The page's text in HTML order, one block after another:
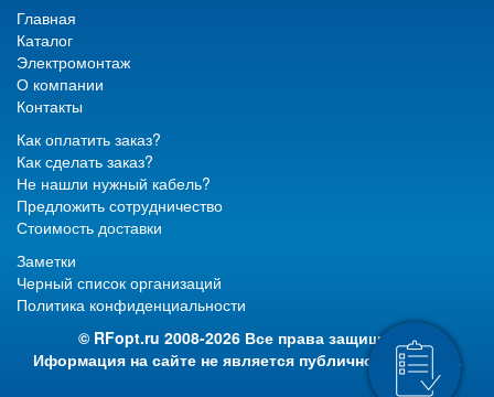
Главная
Каталог
Электромонтаж
О компании
Контакты
Как оплатить заказ?
Как сделать заказ?
Не нашли нужный кабель?
Предложить сотрудничество
Стоимость доставки
Заметки
Черный список организаций
Политика конфиденциальности
© RFopt.ru 2008-2026 Все права защищены.
Иформация на сайте не является публичной офертой.